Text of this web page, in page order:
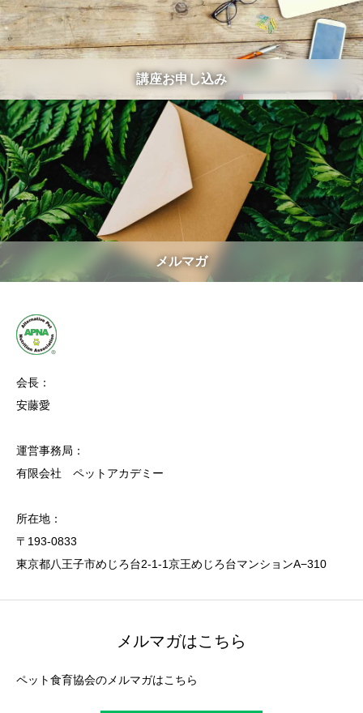
講座お申し込み
メルマガ
会長：
安藤愛
運営事務局：
有限会社 ペットアカデミー
所在地：
〒193-0833
東京都八王子市めじろ台2-1-1京王めじろ台マンションA−310
メルマガはこちら
ペット食育協会のメルマガはこちら